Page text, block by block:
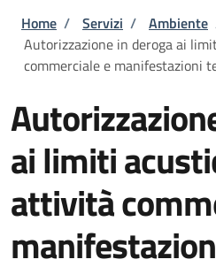
Briciole di pane
Home / Servizi / Ambiente
Autorizzazione in deroga ai
commerciale e manifestazioni
ai limiti
attività